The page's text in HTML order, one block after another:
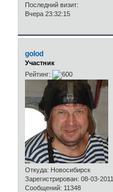
Последний визит:
Вчера 23:32:15
golod
Участник
Рейтинг:
Откуда: Новосибирск
Зарегистрирован: 08-03-2011
Сообщений: 11348